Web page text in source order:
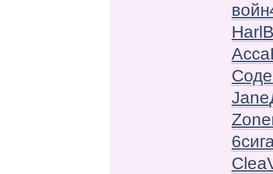
войн
Harl
Acca
Соде
Jane
Zone
6
Clea